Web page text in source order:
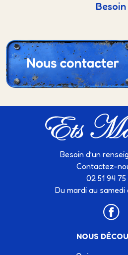
Besoin d’un
Contactez-
02 51 94 75
Du mardi au samedi
NOUS